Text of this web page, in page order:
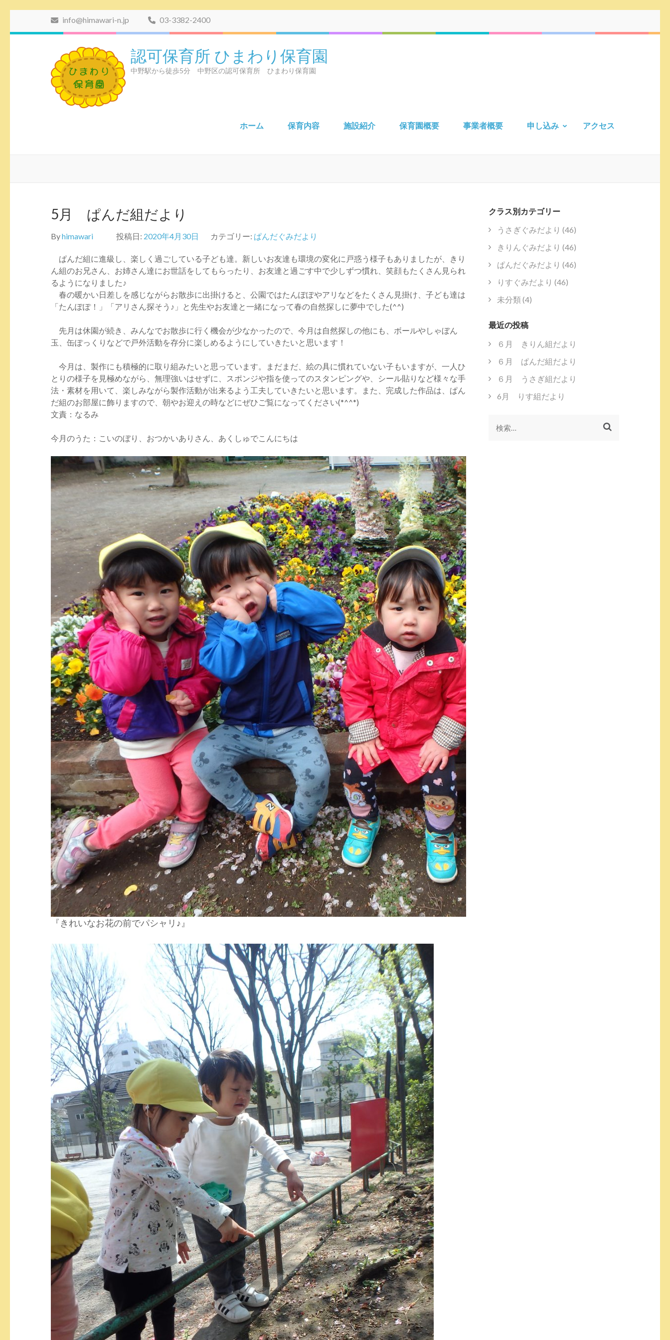
info@himawari-n.jp 03-3382-2400
認可保育所 ひまわり保育園
中野駅から徒歩5分 中野区の認可保育所 ひまわり保育園
ホーム 保育内容 施設紹介 保育園概要 事業者概要 申し込み アクセス
5月 ぱんだ組だより
Byhimawari 投稿日: 2020年4月30日 カテゴリー: ぱんだぐみだより
ぱんだ組に進級し、楽しく過ごしている子ども達。新しいお友達も環境の変化に戸惑う様子もありましたが、きり
ん組のお兄さん、お姉さん達にお世話をしてもらったり、お友達と過ごす中で少しずつ慣れ、笑顔もたくさん見られ
るようになりました♪
春の暖かい日差しを感じながらお散歩に出掛けると、公園ではたんぽぽやアリなどをたくさん見掛け、子ども達は
「たんぽぽ！」「アリさん探そう♪」と先生やお友達と一緒になって春の自然探しに夢中でした(^^)
先月は休園が続き、みんなでお散歩に行く機会が少なかったので、今月は自然探しの他にも、ボールやしゃぼん
玉、缶ぽっくりなどで戸外活動を存分に楽しめるようにしていきたいと思います！
今月は、製作にも積極的に取り組みたいと思っています。まだまだ、絵の具に慣れていない子もいますが、一人ひ
とりの様子を見極めながら、無理強いはせずに、スポンジや指を使ってのスタンピングや、シール貼りなど様々な手
法・素材を用いて、楽しみながら製作活動が出来るよう工夫していきたいと思います。また、完成した作品は、ぱん
だ組のお部屋に飾りますので、朝やお迎えの時などにぜひご覧になってください(*^^*)
文責：なるみ
今月のうた：こいのぼり、おつかいありさん、あくしゅでこんにちは
『きれいなお花の前でパシャリ♪』
クラス別カテゴリー
うさぎぐみだより (46)
きりんぐみだより (46)
ぱんだぐみだより (46)
りすぐみだより (46)
未分類(4)
最近の投稿
６月 きりん組だより
６月 ぱんだ組だより
６月 うさぎ組だより
6月 りす組だより
検